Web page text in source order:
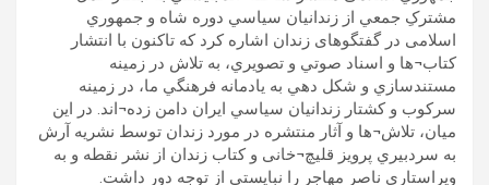
مشترکِ جمعي از زندانيان سياسي دوره شاه و جمهوري
اسلامی در گفتگوهای زندان اشاره کرد که تاکنون با انتشار
کتاب¬ها و اسناد صوتي و تصويري، به تلاش در زمينه
مستندسازي و شکل دهي به يادمانه فرهنگي ما، در زمينه
سرکوب و کشتار زندانيان سياسي ايران دامن زده¬اند. در اين
ميان، تلاش¬ها و آثار منتشره در مورد زندان توسط نشريه آرش
به سردبيري پرويز قليچ¬خانی و کتاب زندان از نشر نقطه و به
ويراستاري ناصر مهاجر را نبايستي از توجه دور داشت.